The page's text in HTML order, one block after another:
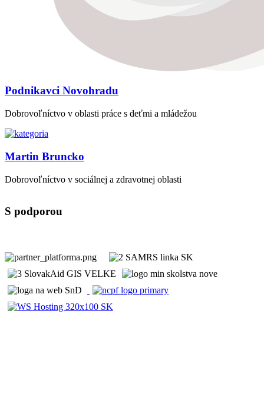
Podnikavci Novohradu
Dobrovoľníctvo v oblasti práce s deťmi a mládežou
Martin Bruncko
Dobrovoľníctvo v sociálnej a zdravotnej oblasti
S podporou